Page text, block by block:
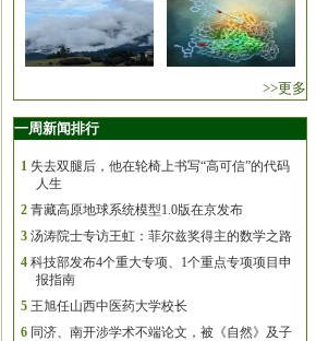
>>更多
一周新闻排行
1 失去双腿后，他在轮椅上书写“高可信”的代码
人生
2 青藏高原地球系统模型1.0版在京发布
3 汤涛院士专访王虹：菲尔兹奖得主的数学之路
4 科技部发布4个重大专项、1个重点专项项目申
报指南
5 王旭任山西中医药大学校长
6 同济、南开涉学术不端论文，被《自然》及子